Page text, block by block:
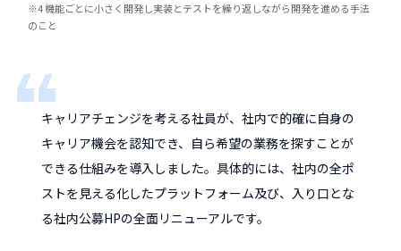
※4 機能ごとに小さく開発し実装とテストを繰り返しながら開発を進める手法
のこと
キャリアチェンジを考える社員が、社内で的確に自身の
キャリア機会を認知でき、自ら希望の業務を探すことが
できる仕組みを導入しました。具体的には、社内の全ポ
ストを見える化したプラットフォーム及び、入り口とな
る社内公募HPの全面リニューアルです。